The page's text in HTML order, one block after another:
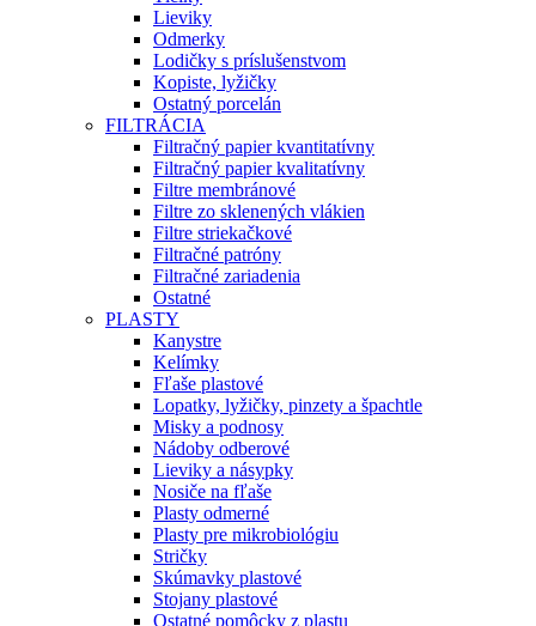
Lieviky
Odmerky
Lodičky s príslušenstvom
Kopiste, lyžičky
Ostatný porcelán
FILTRÁCIA
Filtračný papier kvantitatívny
Filtračný papier kvalitatívny
Filtre membránové
Filtre zo sklenených vlákien
Filtre striekačkové
Filtračné patróny
Filtračné zariadenia
Ostatné
PLASTY
Kanystre
Kelímky
Fľaše plastové
Lopatky, lyžičky, pinzety a špachtle
Misky a podnosy
Nádoby odberové
Lieviky a násypky
Nosiče na fľaše
Plasty odmerné
Plasty pre mikrobiológiu
Stričky
Skúmavky plastové
Stojany plastové
Ostatné pomôcky z plastu